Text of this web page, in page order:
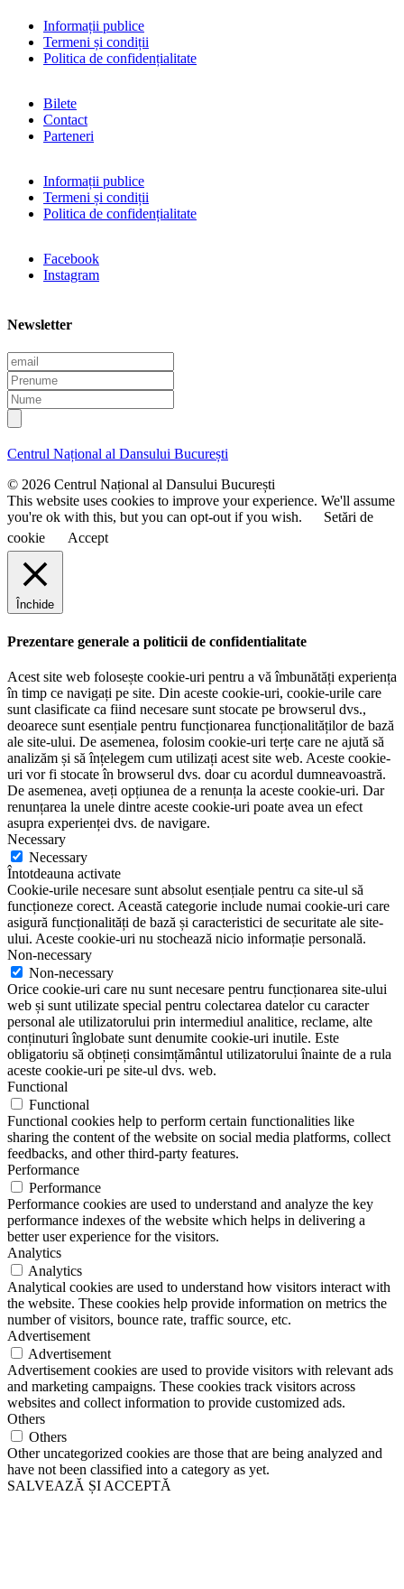
Informații publice
Termeni și condiții
Politica de confidențialitate
Bilete
Contact
Parteneri
Informații publice
Termeni și condiții
Politica de confidențialitate
Facebook
Instagram
Newsletter
E
m
a
i
l
P
r
e
n
m
N
u
m
e
Centrul Național al Dansului București
© 2026 Centrul Național al Dansului București
This website uses cookies to improve your experience. We'll assume
you're ok with this, but you can opt-out if you wish.
Setări de
cookie
Accept
Închide
Prezentare generale a politicii de confidentialitate
Acest site web folosește cookie-uri pentru a vă îmbunătăți experiența
în timp ce navigați pe site. Din aceste cookie-uri, cookie-urile care
sunt clasificate ca fiind necesare sunt stocate pe browserul dvs.,
deoarece sunt esențiale pentru funcționarea funcționalităților de bază
ale site-ului. De asemenea, folosim cookie-uri terțe care ne ajută să
analizăm și să înțelegem cum utilizați acest site web. Aceste cookie-
uri vor fi stocate în browserul dvs. doar cu acordul dumneavoastră.
De asemenea, aveți opțiunea de a renunța la aceste cookie-uri. Dar
renunțarea la unele dintre aceste cookie-uri poate avea un efect
asupra experienței dvs. de navigare.
Necessary
Necessary
Întotdeauna activate
Cookie-urile necesare sunt absolut esențiale pentru ca site-ul să
funcționeze corect. Această categorie include numai cookie-uri care
asigură funcționalități de bază și caracteristici de securitate ale site-
ului. Aceste cookie-uri nu stochează nicio informație personală.
Non-necessary
Non-necessary
Orice cookie-uri care nu sunt necesare pentru funcționarea site-ului
web și sunt utilizate special pentru colectarea datelor cu caracter
personal ale utilizatorului prin intermediul analitice, reclame, alte
conținuturi înglobate sunt denumite cookie-uri inutile. Este
obligatoriu să obțineți consimțământul utilizatorului înainte de a rula
aceste cookie-uri pe site-ul dvs. web.
Functional
Functional
Functional cookies help to perform certain functionalities like
sharing the content of the website on social media platforms, collect
feedbacks, and other third-party features.
Performance
Performance
Performance cookies are used to understand and analyze the key
performance indexes of the website which helps in delivering a
better user experience for the visitors.
Analytics
Analytics
Analytical cookies are used to understand how visitors interact with
the website. These cookies help provide information on metrics the
number of visitors, bounce rate, traffic source, etc.
Advertisement
Advertisement
Advertisement cookies are used to provide visitors with relevant ads
and marketing campaigns. These cookies track visitors across
websites and collect information to provide customized ads.
Others
Others
Other uncategorized cookies are those that are being analyzed and
have not been classified into a category as yet.
SALVEAZĂ ȘI ACCEPTĂ